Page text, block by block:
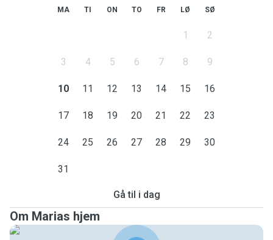
MA TI ON TO FR LØ SØ
1 2
3 4 5 6 7 8 9
10 11 12 13 14 15 16
17 18 19 20 21 22 23
24 25 26 27 28 29 30
31
Gå til i dag
Om Marias hjem